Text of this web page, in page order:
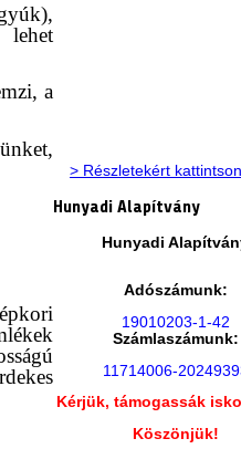
lehet
a
> Részletekért
Hunyadi Alapítvány
Hunyadi
Adószámunk:
19010203-1-42
Számlaszámunk:
11714006-
Kérjük, támogassák
Köszönjük!